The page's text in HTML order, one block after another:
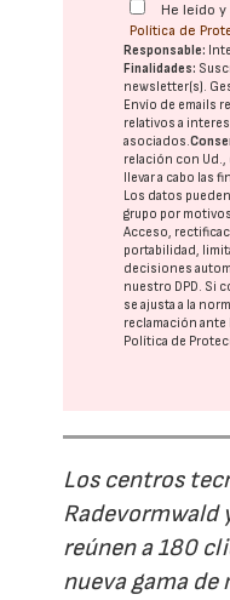
He leído
Política de
Responsable:
Finalidades:
newsletter(s).
Envío de emails
relativos a
asociados.
relación con Ud.,
llevar a cabo las
Los datos
grupo por
Acceso,
portabilidad,
decisiones
nuestro DPD. Si
se ajusta a la
reclamación ante
Política de
Los centros
Radevormwald
reúnen a 180
nueva gama